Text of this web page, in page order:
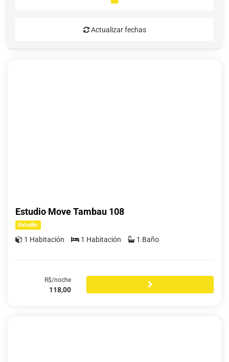
Actualizar fechas
Estudio Move Tambau 108
Estudio
1 Habitación 1 Habitación 1 Baño
R$/noche
118,00